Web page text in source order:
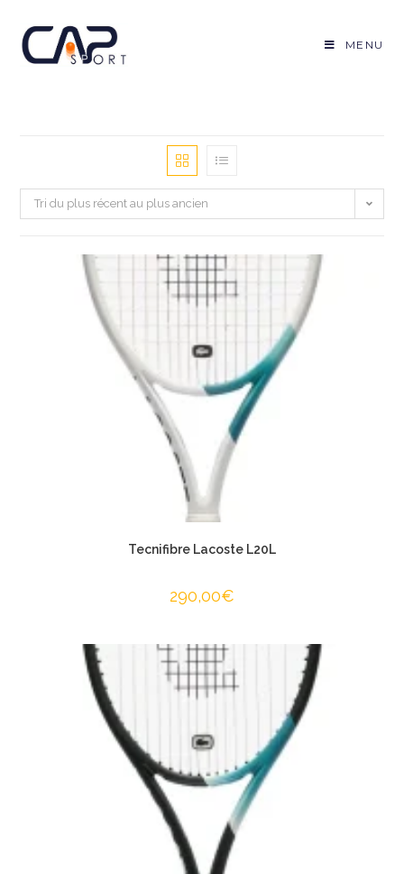
content
MENU
Tri du plus récent au plus ancien
Tecnifibre Lacoste L20L
290,00€